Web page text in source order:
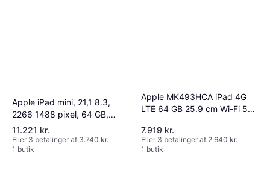
Apple iPad mini, 21,1 8.3,
2266 1488 pixel, 64 GB,
iPadOS 15, 297 g, Beige
11.221 kr.
Eller 3 betalinger af 3.740 kr.
1 butik
Apple MK493HCA iPad 4G
LTE 64 GB 25.9 cm Wi-Fi 5
7.919 kr.
Eller 3 betalinger af 2.640 kr.
1 butik